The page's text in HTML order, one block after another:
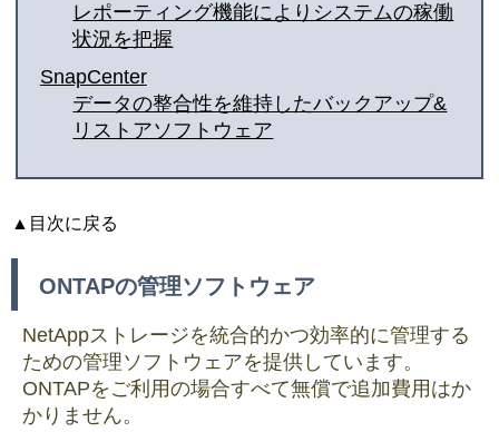
レポーティング機能によりシステムの稼働
状況を把握
SnapCenter
データの整合性を維持したバックアップ&
リストアソフトウェア
▲目次に戻る
ONTAPの管理ソフトウェア
NetAppストレージを統合的かつ効率的に管理する
ための管理ソフトウェアを提供しています。
ONTAPをご利用の場合すべて無償で追加費用はか
かりません。